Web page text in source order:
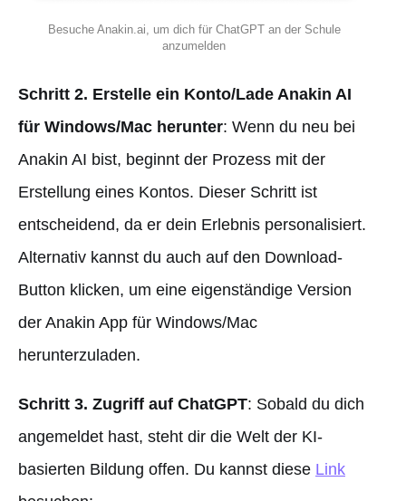
Besuche Anakin.ai, um dich für ChatGPT an der Schule
anzumelden
Schritt 2. Erstelle ein Konto/Lade Anakin AI
für Windows/Mac herunter: Wenn du neu bei
Anakin AI bist, beginnt der Prozess mit der
Erstellung eines Kontos. Dieser Schritt ist
entscheidend, da er dein Erlebnis personalisiert.
Alternativ kannst du auch auf den Download-
Button klicken, um eine eigenständige Version
der Anakin App für Windows/Mac
herunterzuladen.
Schritt 3. Zugriff auf ChatGPT: Sobald du dich
angemeldet hast, steht dir die Welt der KI-
basierten Bildung offen. Du kannst diese Link